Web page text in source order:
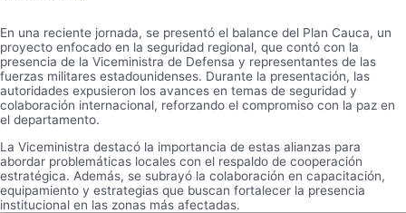
En una reciente jornada, se presentó el balance del Plan Cauca, un
proyecto enfocado en la seguridad regional, que contó con la
presencia de la Viceministra de Defensa y representantes de las
fuerzas militares estadounidenses. Durante la presentación, las
autoridades expusieron los avances en temas de seguridad y
colaboración internacional, reforzando el compromiso con la paz en
el departamento.
La Viceministra destacó la importancia de estas alianzas para
abordar problemáticas locales con el respaldo de cooperación
estratégica. Además, se subrayó la colaboración en capacitación,
equipamiento y estrategias que buscan fortalecer la presencia
institucional en las zonas más afectadas.